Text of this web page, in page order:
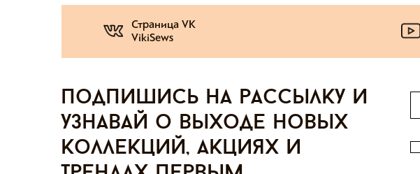
Страница VK
VikiSews
Подпишись на рассылку и
узнавай о выходе новых
коллекций, акциях и